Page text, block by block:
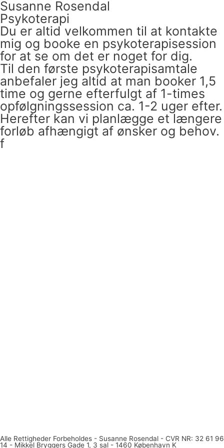
Skip
to
content
Susanne Rosendal
Psykoterapi
Du er altid velkommen til at kontakte
mig og booke en psykoterapisession
for at se om det er noget for dig.
Til den første psykoterapisamtale
anbefaler jeg altid at man booker 1,5
time og gerne efterfulgt af 1-times
opfølgningssession ca. 1-2 uger efter.
Herefter kan vi planlægge et længere
forløb afhængigt af ønsker og behov.
f
Alle Rettigheder Forbeholdes - Susanne Rosendal - CVR NR: 32 61 96
14 - Mikkel Bryggers Gade 1, 3 sal - 1460 København K